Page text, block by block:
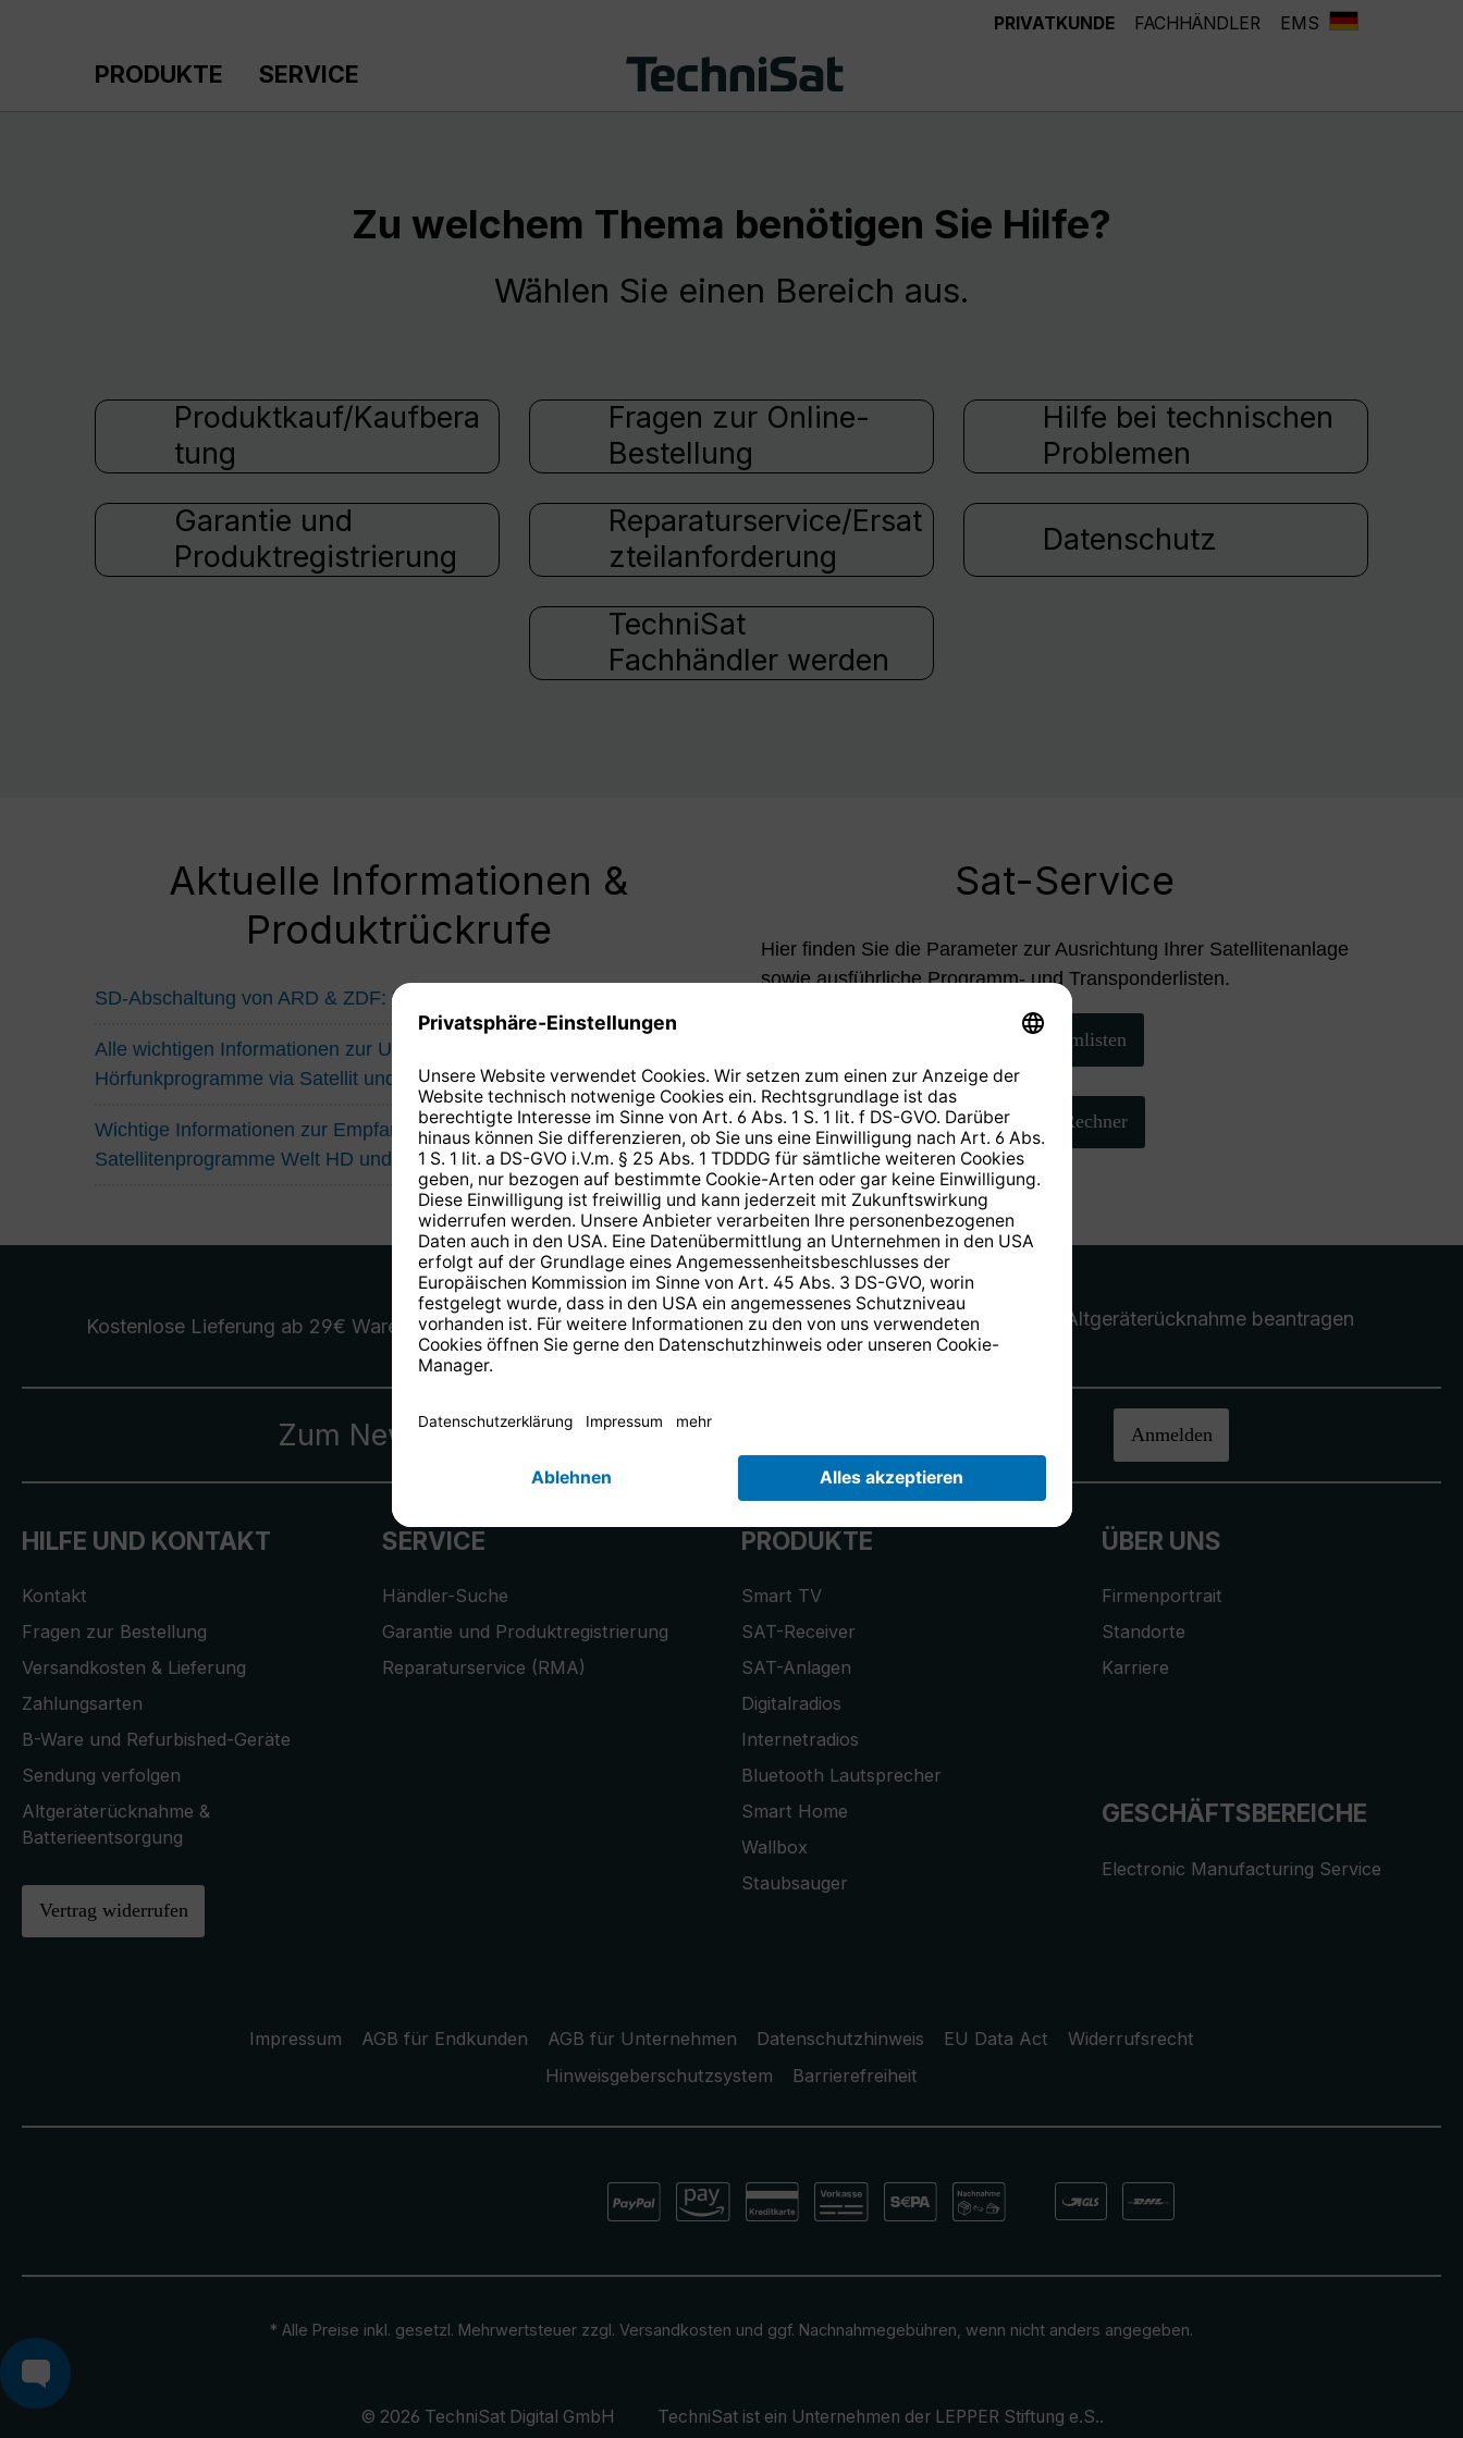
PRIVATKUNDE FACHHÄNDLER EMS
PRODUKTE SERVICE
Zu welchem Thema benötigen Sie Hilfe?
Wählen Sie einen Bereich aus.
Produktkauf/Kaufbera
tung
Fragen zur Online-
Bestellung
Hilfe bei technischen
Problemen
Garantie und
Produktregistrierung
Reparaturservice/Ersat
zteilanforderung
Datenschutz
TechniSat
Fachhändler werden
Aktuelle Informationen &
Produktrückrufe
SD-Abschaltung von ARD & ZDF: Das müssen Sie wissen
Alle wichtigen Informationen zur Umstellung der ARD-
Hörfunkprogramme via Satellit und Kabel
Wichtige Informationen zur Empfangssituation der
Satellitenprogramme Welt HD und Eurosport HD
Sat-Service
Hier finden Sie die Parameter zur Ausrichtung Ihrer Satellitenanlage
sowie ausführliche Programm- und Transponderlisten.
Programmlisten
AZ/EL-Rechner
Kostenlose Lieferung ab 29€ Warenwert 14 Tage kostenloseRücksendung. Altgeräterücknahme beantragen
Zum Newsletter anmelden und Anmelden
HILFE UND KONTAKT
Kontakt
Fragen zur Bestellung
Versandkosten & Lieferung
Zahlungsarten
B-Ware und Refurbished-Geräte
Sendung verfolgen
Altgeräterücknahme &
Batterieentsorgung
Vertrag widerrufen
SERVICE
Händler-Suche
Garantie und Produktregistrierung
Reparaturservice (RMA)
PRODUKTE
Smart TV
SAT-Receiver
SAT-Anlagen
Digitalradios
Internetradios
Bluetooth Lautsprecher
Smart Home
Wallbox
Staubsauger
ÜBER UNS
Firmenportrait
Standorte
Karriere
GESCHÄFTSBEREICHE
Electronic Manufacturing Service
Impressum AGB für Endkunden AGB für Unternehmen Datenschutzhinweis EU Data Act
Widerrufsrecht
Hinweisgeberschutzsystem
Barrierefreiheit
* Alle Preise inkl. gesetzl. Mehrwertsteuer zzgl. Versandkosten und ggf. Nachnahmegebühren, wenn nicht anders angegeben.
© 2026 TechniSat Digital GmbH TechniSat ist ein Unternehmen der LEPPER Stiftung e.S..